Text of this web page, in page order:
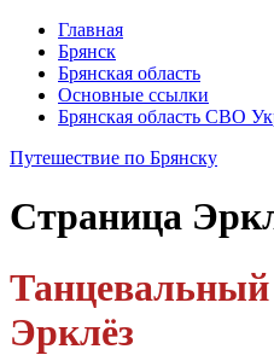
Главная
Брянск
Брянская область
Основные ссылки
Брянская область СВО
Путешествие по Брянску
Страница
Эрклёз